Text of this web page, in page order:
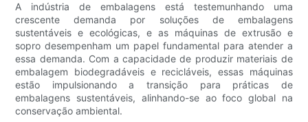
A indústria de embalagens está testemunhando uma
crescente demanda por soluções de embalagens
sustentáveis ​​e ecológicas, e as máquinas de extrusão e
sopro desempenham um papel fundamental para atender a
essa demanda. Com a capacidade de produzir materiais de
embalagem biodegradáveis ​​e recicláveis, essas máquinas
estão impulsionando a transição para práticas de
embalagens sustentáveis, alinhando-se ao foco global na
conservação ambiental.